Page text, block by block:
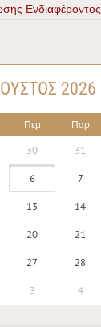
Ενδιαφέροντος
2026
Πεμ Παρ
30 31
6 7
13 14
20 21
27 28
3 4